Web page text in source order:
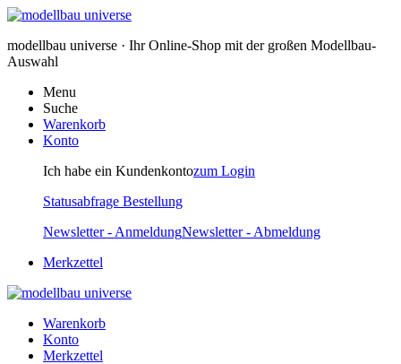
modellbau universe · Ihr Online-Shop mit der großen Modellbau-
Auswahl
Menu
Suche
Warenkorb
Konto
Ich habe ein Kundenkontozum Login
Statusabfrage Bestellung
Newsletter - AnmeldungNewsletter - Abmeldung
Merkzettel
Warenkorb
Konto
Merkzettel